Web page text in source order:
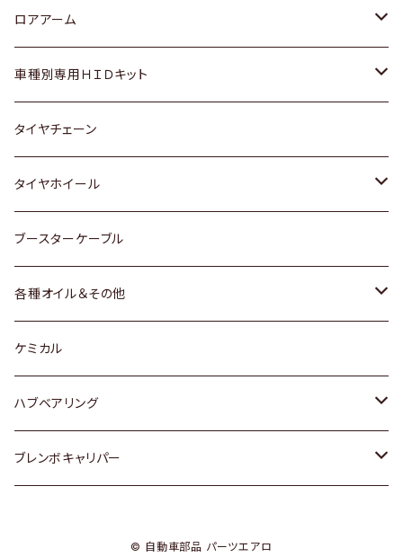
ダイハツ
マツダ
三菱
スバル
レクサス
日産
ダイハツ
マツダ
三菱
スバル
スズキ
日産
いすゞ
ダイハツ
マツダ
三菱
スバル
ホンダ
スズキ
日産
ダイハツ
スバル
トヨタ
ホンダ
スズキ
日産
ダイハツ
マツダ
ロアアーム
ホンダ
スズキ
日産
ダイハツ
マツダ
スバル
車種別専用ＨＩＤキット
トヨタ
マツダ
タイヤチェーン
タイヤホイール
トヨタ
ホンダ
スズキ
日産
ダイハツ
ブースターケーブル
各種オイル＆その他
ディーデル洗浄添加剤
ケミカル
ハブベアリング
トヨタ
ブレンボキャリパー
© 自動車部品 パーツエアロ